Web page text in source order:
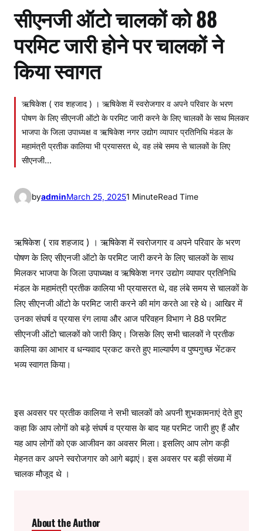
सीएनजी ऑटो चालकों को 88
परमिट जारी होने पर चालकों ने
किया स्वागत
ऋषिकेश ( राव शहजाद ) । ऋषिकेश में स्वरोजगार व अपने परिवार के भरण
पोषण के लिए सीएनजी ऑटो के परमिट जारी करने के लिए चालकों के साथ मिलकर
भाजपा के जिला उपाध्यक्ष व ऋषिकेश नगर उद्योग व्यापार प्रतिनिधि मंडल के
महामंत्री प्रतीक कालिया भी प्रयासरत थे, वह लंबे समय से चालकों के लिए
सीएनजी…
byadminMarch 25, 20251 MinuteRead Time
ऋषिकेश ( राव शहजाद ) । ऋषिकेश में स्वरोजगार व अपने परिवार के भरण
पोषण के लिए सीएनजी ऑटो के परमिट जारी करने के लिए चालकों के साथ
मिलकर भाजपा के जिला उपाध्यक्ष व ऋषिकेश नगर उद्योग व्यापार प्रतिनिधि
मंडल के महामंत्री प्रतीक कालिया भी प्रयासरत थे, वह लंबे समय से चालकों के
लिए सीएनजी ऑटो के परमिट जारी करने की मांग करते आ रहे थे। आखिर में
उनका संघर्ष व प्रयास रंग लाया और आज परिवहन विभाग ने 88 परमिट
सीएनजी ऑटो चालकों को जारी किए। जिसके लिए सभी चालकों ने प्रतीक
कालिया का आभार व धन्यवाद प्रकट करते हुए माल्यार्पण व पुष्पगुच्छ भेंटकर
भव्य स्वागत किया।
इस अवसर पर प्रतीक कालिया ने सभी चालकों को अपनी शुभकामनाएं देते हुए
कहा कि आप लोगों को बड़े संघर्ष व प्रयास के बाद यह परमिट जारी हुए हैं और
यह आप लोगों को एक आजीवन का अवसर मिला। इसलिए आप लोग कड़ी
मेहनत कर अपने स्वरोजगार को आगे बढ़ाएं। इस अवसर पर बड़ी संख्या में
चालक मौजूद थे ।
About the Author